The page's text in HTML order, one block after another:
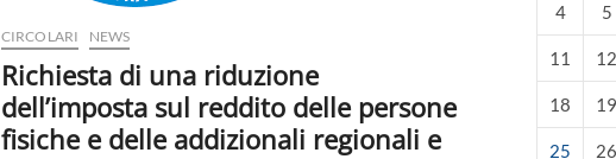
CIRCOLARI NEWS
Richiesta di una riduzione
dell’imposta sul reddito delle persone
fisiche e delle addizionali regionali e
4 5
11 12
18 19
25 26